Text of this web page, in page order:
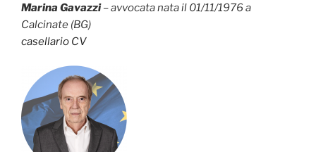
Marina Gavazzi– avvocata nata il 01/11/1976 a
Calcinate (BG)
casellario CV